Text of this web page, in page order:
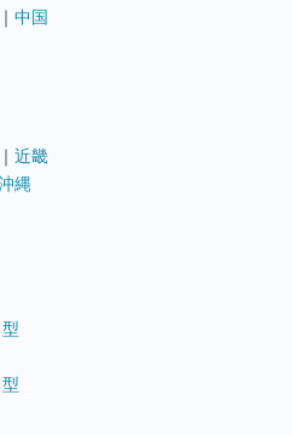
｜ 中国
｜ 近畿
縄